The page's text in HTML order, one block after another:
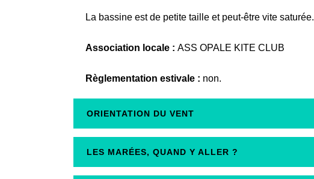
La bassine est de petite taille et peut-être vite saturée.
Association locale : ASS OPALE KITE CLUB
Règlementation estivale : non.
ORIENTATION DU VENT
LES MARÉES, QUAND Y ALLER ?